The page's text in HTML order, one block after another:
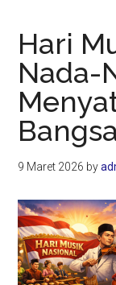
Hari
Nada-
9 Maret 2026 by